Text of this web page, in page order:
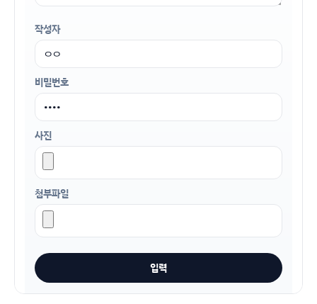
작성자
비밀번호
사진
첨부파일